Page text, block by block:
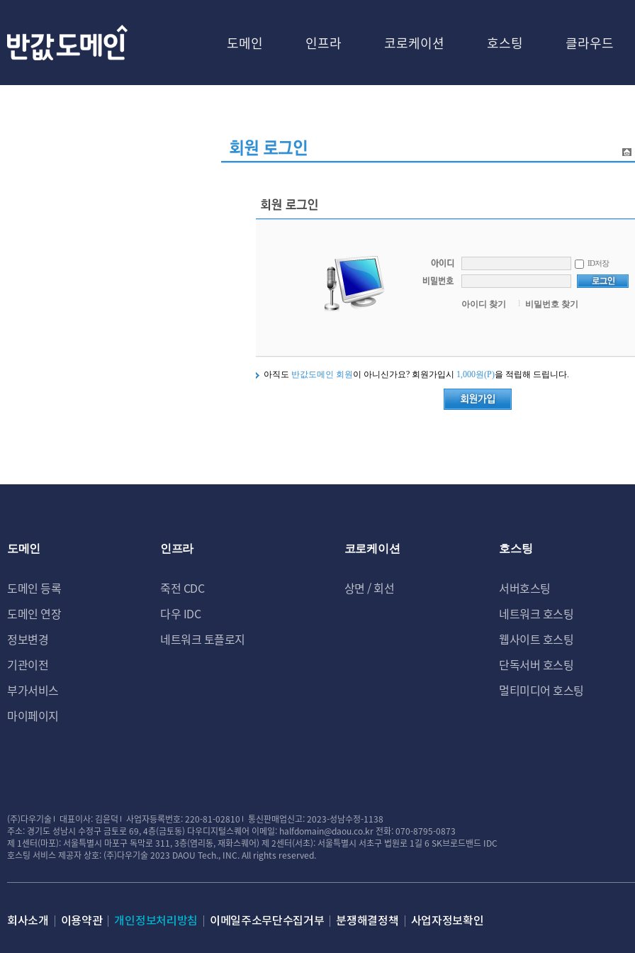
도메인 인프라 코로케이션 호스팅 클라우드
ID저장
아이디 찾기 비밀번호 찾기
아직도 반값도메인 회원 이 아니신가요? 회원가입시 1,000원(P)을 적립해 드립니다.
도메인
도메인 등록
도메인 연장
정보변경
기관이전
부가서비스
마이페이지
인프라
죽전 CDC
다우 IDC
네트워크 토플로지
코로케이션
상면 / 회선
호스팅
서버호스팅
네트워크 호스팅
웹사이트 호스팅
단독서버 호스팅
멀티미디어 호스팅
(주)다우기술 대표이사: 김윤덕 사업자등록번호: 220-81-02810
통신판매업신고: 2023-성남수정-1138
주소: 경기도 성남시 수정구 금토로 69, 4층(금토동) 다우디지털스퀘어 이메일: halfdomain@daou.co.kr 전화: 070-8795-0873
제 1센터(마포): 서울특별시 마포구 독막로 311, 3층(염리동, 재화스퀘어) 제 2센터(서초): 서울특별시 서초구 법원로 1길 6 SK브로드밴드 IDC
호스팅 서비스 제공자 상호: (주)다우기술2023 DAOU Tech., INC. All rights reserved.
회사소개 이용약관 개인정보처리방침 이메일주소무단수집거부 분쟁해결정책 사업자정보확인